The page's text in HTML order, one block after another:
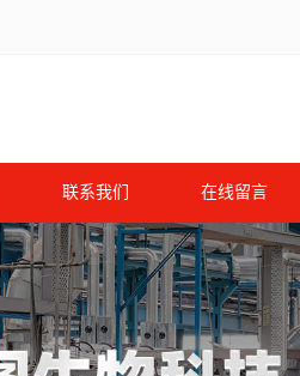
联系我们 在线留言